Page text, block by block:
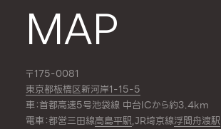
MAP
〒175-0081
東京都板橋区新河岸1-15-5
車：首都高速5号池袋線 中台ICから約3.4km
電車：都営三田線高島平駅,JR埼京線浮間舟渡駅